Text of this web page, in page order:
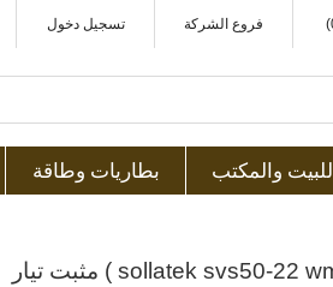
فروع الشركة تسجيل دخول
للبيت والمكتب بطاريات وطاقة